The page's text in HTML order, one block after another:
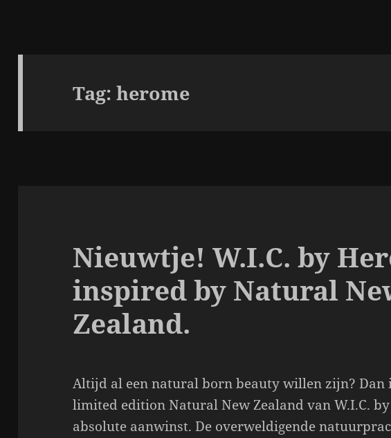
Tag:herome
Nieuwtje! W.I.C. by
inspired by Natural
Zealand.
Altijd al een natural born beauty willen zijn? Dan
limited edition Natural New Zealand van W.I.C.
absolute aanwinst. De overweldigende